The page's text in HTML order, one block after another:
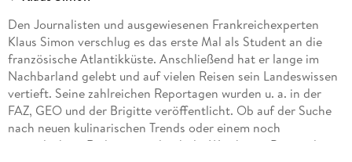
Den Journalisten und ausgewiesenen Frankreichexperten
Klaus Simon verschlug es das erste Mal als Student an die
französische Atlantikküste. Anschließend hat er lange im
Nachbarland gelebt und auf vielen Reisen sein Landeswissen
vertieft. Seine zahlreichen Reportagen wurden u. a. in der
FAZ, GEO und der Brigitte veröffentlicht. Ob auf der Suche
nach neuen kulinarischen Trends oder einem noch
unentdeckten Radwegweg durch die Weinberge Burgunds: